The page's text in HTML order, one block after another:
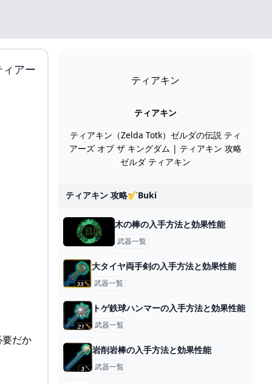
アー
だか
ティアキン
ティアキン
ティアキン（Zelda Totk）ゼルダの伝説 ティ
アーズ オブ ザ キングダム | ティアキン 攻略
ゼルダ ティアキン
ティアキン 攻略🎷buki
木の棒の入手方法と効果性能
武器一覧
大タイヤ両手剣の入手方法と効果性能
武器一覧
トゲ鉄球ハンマーの入手方法と効果性能
武器一覧
岩削岩棒の入手方法と効果性能
武器一覧